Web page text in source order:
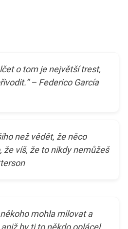
o tom je největší trest,
– Federico García
než vědět, že něco
že víš, že to nikdy nemůžeš
mohla milovat a
by ti to někdo oplácel…